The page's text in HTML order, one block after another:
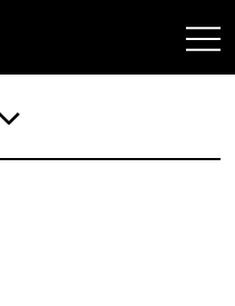
Lüdenscheid